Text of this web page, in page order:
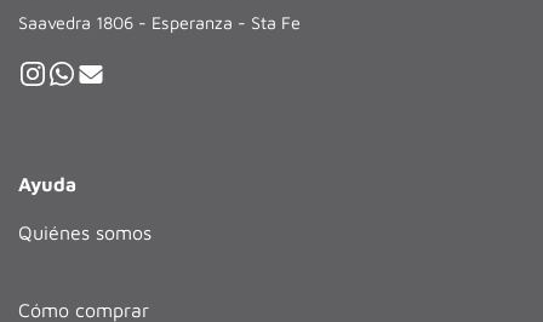
Saavedra 1806 - Esperanza - Sta Fe
Ayuda
Quiénes somos
Cómo comprar